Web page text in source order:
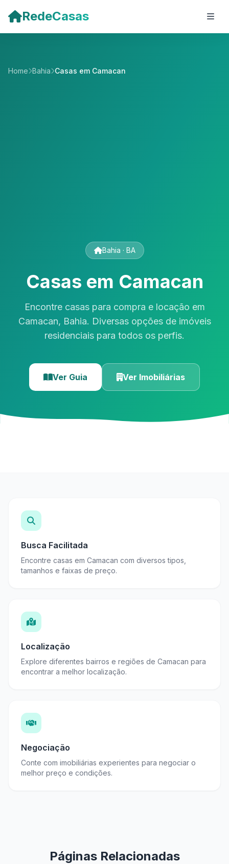
RedeCasas
Home Bahia Casas em Camacan
Bahia · BA
Casas em Camacan
Encontre casas para compra e locação em
Camacan, Bahia. Diversas opções de imóveis
residenciais para todos os perfis.
Ver Guia Ver Imobiliárias
Busca Facilitada
Encontre casas em Camacan com diversos tipos,
tamanhos e faixas de preço.
Localização
Explore diferentes bairros e regiões de Camacan para
encontrar a melhor localização.
Negociação
Conte com imobiliárias experientes para negociar o
melhor preço e condições.
Páginas Relacionadas